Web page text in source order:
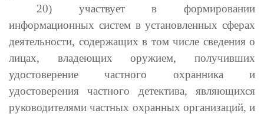
20) участвует в формировании
информационных систем в установленных сферах
деятельности, содержащих в том числе сведения о
лицах, владеющих оружием, получивших
удостоверение частного охранника и
удостоверения частного детектива, являющихся
руководителями частных охранных организаций, и